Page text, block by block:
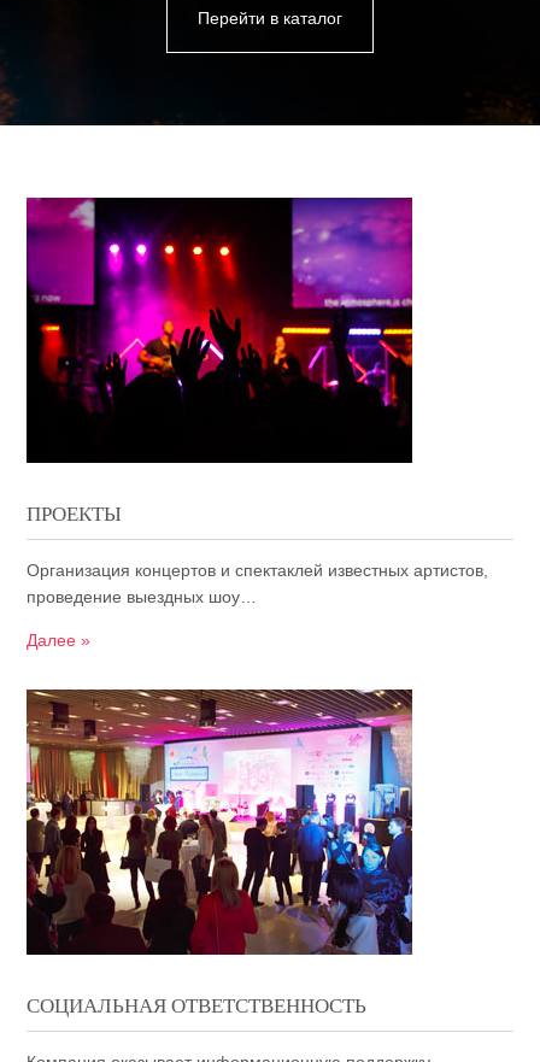
Перейти в каталог
ПРОЕКТЫ
Организация концертов и спектаклей известных артистов,
проведение выездных шоу…
Далее »
СОЦИАЛЬНАЯ ОТВЕТСТВЕННОСТЬ